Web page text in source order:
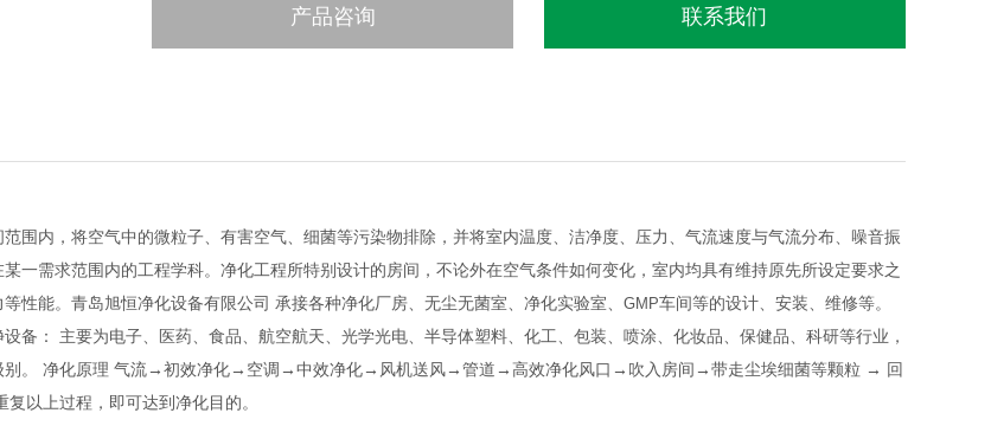
产品咨询 联系我们
围内，将空气中的微粒子、有害空气、细菌等污染物排除，并将室内温度、洁净度、压力、气流速度与气流分布、噪音振
一需求范围内的工程学科。净化工程所特别设计的房间，不论外在空气条件如何变化，室内均具有维持原先所设定要求之
性能。青岛旭恒净化设备有限公司 承接各种净化厂房、无尘无菌室、净化实验室、 GMP车间等的设计、安装、维修等。
备：
主要为电子、医药、食品、航空航天、光学光电、半导体塑料、化工、包装、喷涂、化妆品、保健品、科研等行业，
。
净化原理 气流→初效净化→空调→中效净化→风机送风→管道→高效净化风口→吹入房间→带走尘埃细菌等颗粒 → 回
复以上过程，即可达到净化目的。